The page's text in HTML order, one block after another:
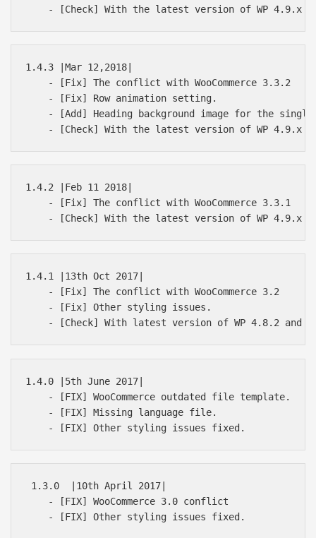
1.4.3 |Mar 12,2018|
    - [Fix] The conflict with WooCommerce 3.3.2
    - [Fix] Row animation setting.
- [Add] Heading background image for the single
1.4.2 |Feb 11 2018|
    - [Fix] The conflict with WooCommerce 3.3.1
1.4.1 |13th Oct 2017|
    - [Fix] The conflict with WooCommerce 3.2
    - [Fix] Other styling issues.
1.4.0 |5th June 2017|
    - [FIX] WooCommerce outdated file template.
    - [FIX] Missing language file.
1.3.0  |10th April 2017|
    - [FIX] WooCommerce 3.0 conflict